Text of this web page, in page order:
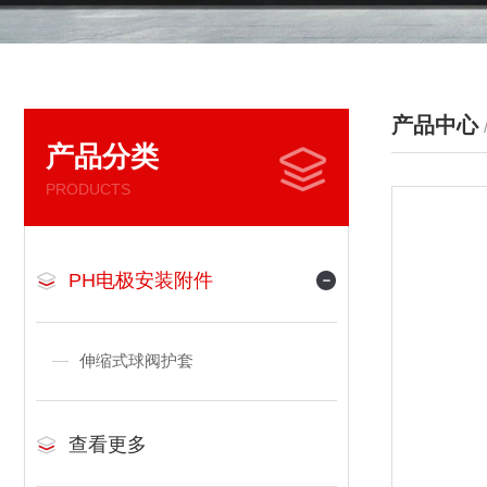
产品分类
PRODUCTS
PH电极安装附件
伸缩式球阀护套
查看更多
产品中心